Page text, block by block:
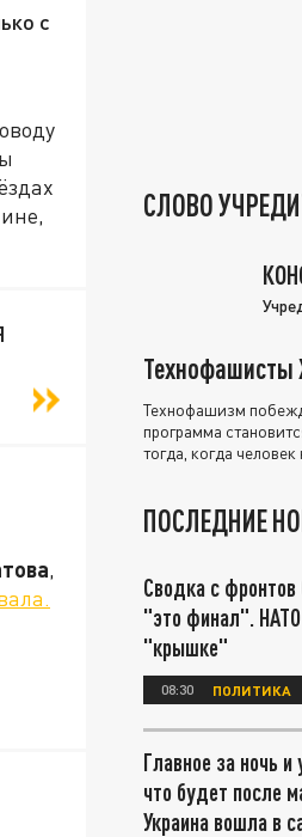
с
,
СЛОВО
Технофашисты
Технофашизм
программа
тогда, когда
ПОСЛЕДНИЕ
Сводка с фронтов
"это финал".
"крышке"
08:30 ПОЛИТИКА
Главное за ночь
что будет после
Украина вошла в